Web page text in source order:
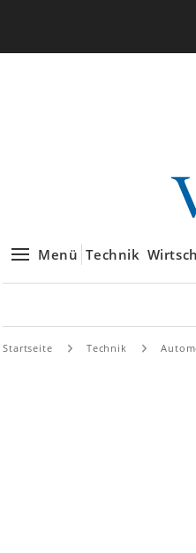
Menü Technik
Startseite Technik